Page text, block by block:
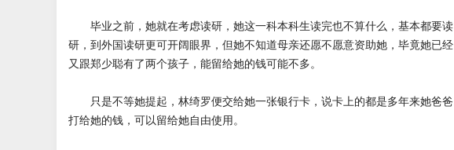
毕业之前，她就在考虑读研，她这一科本科生读完也不算什么，基本都要读
研，到外国读研更可开阔眼界，但她不知道母亲还愿不愿意资助她，毕竟她已经
又跟郑少聪有了两个孩子，能留给她的钱可能不多。
只是不等她提起，林绮罗便交给她一张银行卡，说卡上的都是多年来她爸爸
打给她的钱，可以留给她自由使用。